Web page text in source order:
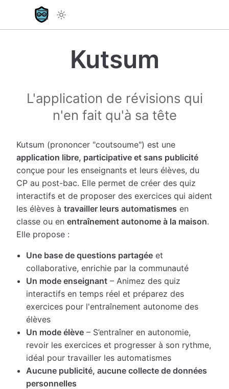
Kutsum
L'application de révisions qui
n'en fait qu'à sa tête
Kutsum (prononcer "coutsoume") est une
application libre, participative et sans publicité
conçue pour les enseignants et leurs élèves, du
CP au post-bac. Elle permet de créer des quiz
interactifs et de proposer des exercices qui aident
les élèves à travailler leurs automatismes en
classe ou en entraînement autonome à la maison.
Elle propose :
Une base de questions partagée et
collaborative, enrichie par la communauté
Un mode enseignant – Animez des quiz
interactifs en temps réel et préparez des
exercices pour l'entraînement autonome des
élèves
Un mode élève – S’entraîner en autonomie,
revoir les exercices et progresser à son rythme,
idéal pour travailler les automatismes
Aucune publicité, aucune collecte de données
personnelles